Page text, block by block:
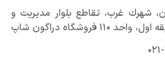
شهرك غرب، تقاطع بلوار مدیریت و
دراگون شاپ